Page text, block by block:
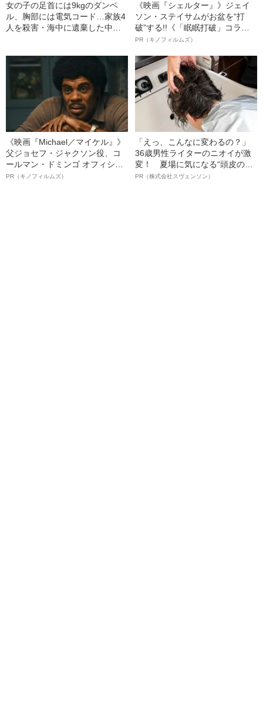
女の子の足首には9kgのダンベ
ル、胸部には電気コード…家族4
人を殺害・海中に遺棄した中国
《映画『シェルター』》ジェイ
ソン・ステイサムがお盆を“打
破”する!!《「眠眠打破」コラ
ボ》
PR（キノフィルムズ）
《映画『Michael／マイケル』》
父ジョセフ・ジャクソン役、コ
ールマン・ドミンゴ オフィシャ
ルインタビュー“観客を魅了した
PR（キノフィルムズ）
「えっ、こんなに変わるの？」
36歳男性ライターのニオイが激
変！ 夏場に気になる“頭皮のニ
オイ”や“ベタつき”を解消す
PR（株式会社スヴェンソン）